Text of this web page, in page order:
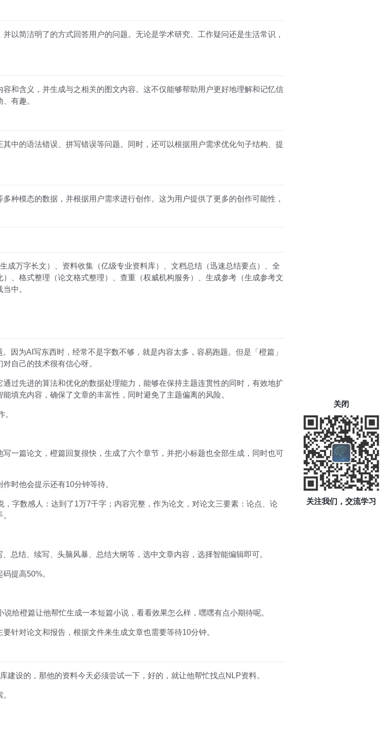
以简洁明了的方式回答用户的问题。无论是学术研究、工作疑问还是生活常识，
和含义，并生成与之相关的图文内容。这不仅能够帮助用户更好地理解和记忆信
有趣。
中的语法错误、拼写错误等问题。同时，还可以根据用户需求优化句子结构、提
种模态的数据，并根据用户需求进行创作。这为用户提供了更多的创作可能性，
成万字长文）、资料收集（亿级专业资料库）、文档总结（迅速总结要点）、全
、格式整理（论文格式整理）、查重（权威机构服务）、生成参考（生成参考文
中。
因为AI写东西时，经常不是字数不够，就是内容太多，容易跑题。但是「橙篇」
自己的技术很有信心呀。
通过先进的算法和优化的数据处理能力，能够在保持主题连贯性的同时，有效地扩
填充内容，确保了文章的丰富性，同时避免了主题偏离的风险。
。
一篇论文，橙篇回复很快，生成了六个章节，并把小标题也全部生成，同时也可
时他会提示还有10分钟等待。
字数感人：达到了1万7千字；内容完整，作为论文，对论文三要素：论点、论
总结、续写、头脑风暴、总结大纲等，选中文章内容，选择智能编辑即可。
提高50%。
给橙篇让他帮忙生成一本短篇小说，看看效果怎么样，嘿嘿有点小期待呢。
针对论文和报告，根据文件来生成文章也需要等待10分钟。
建设的，那他的资料今天必须尝试一下，好的，就让他帮忙找点NLP资料。
关闭
关注我们，交流学习